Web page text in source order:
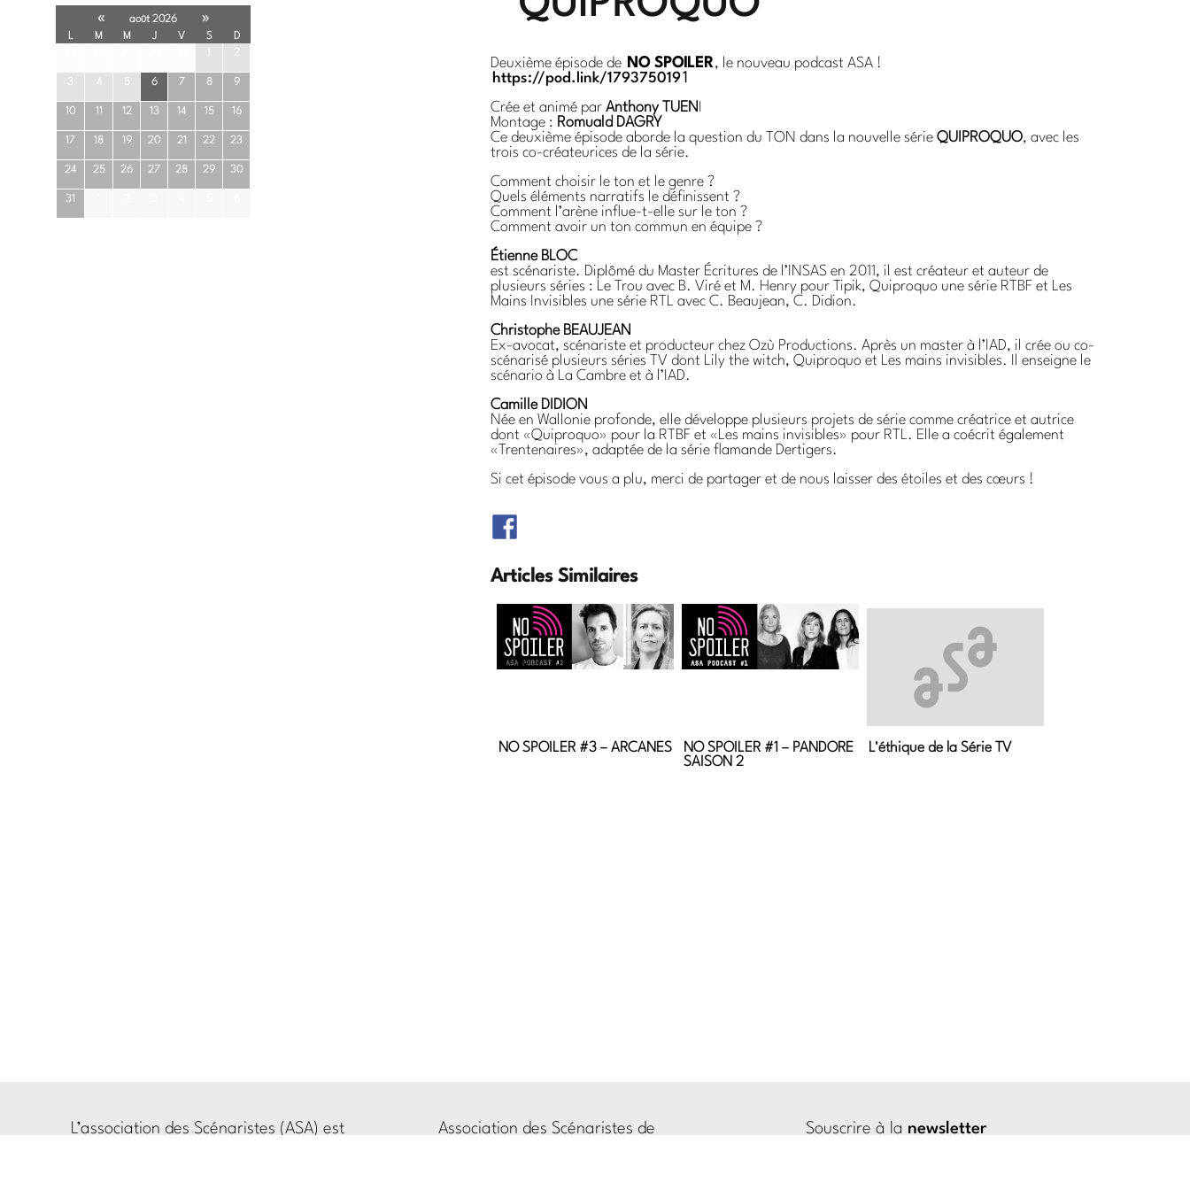
« août 2026 »
L M M J V S
D
2
3 4 5 6 7 8 9
10 11 12 13 14 15 16
17 18 19 20 21 22 23
24 25 26 27 28 29 30
31
Deuxième épisode de NO SPOILER, le nouveau podcast ASA !
https://pod.link/1793750191
Crée et animé par Anthony TUEN
Montage : Romuald DAGRY
Ce deuxième épisode aborde la question du TON dans la nouvelle série QUIPROQUO, avec les
trois co-créateurices de la série.
Comment choisir le ton et le genre ?
Quels éléments narratifs le définissent ?
Comment l’arène influe-t-elle sur le ton ?
Comment avoir un ton commun en équipe ?
Étienne BLOC
est scénariste. Diplômé du Master Écritures de l’INSAS en 2011, il est créateur et auteur de
plusieurs séries : Le Trou avec B. Viré et M. Henry pour Tipik, Quiproquo une série RTBF et Les
Mains Invisibles une série RTL avec C. Beaujean, C. Didion.
Christophe BEAUJEAN
Ex-avocat, scénariste et producteur chez Ozù Productions. Après un master à l’IAD, il crée ou co-
scénarisé plusieurs séries TV dont Lily the witch, Quiproquo et Les mains invisibles. Il enseigne le
scénario à La Cambre et à l’IAD.
Camille DIDION
Née en Wallonie profonde, elle développe plusieurs projets de série comme créatrice et autrice
dont «Quiproquo» pour la RTBF et «Les mains invisibles» pour RTL. Elle a coécrit également
«Trentenaires», adaptée de la série flamande Dertigers.
Si cet épisode vous a plu, merci de partager et de nous laisser des étoiles et des cœurs !
Articles Similaires
NO SPOILER #3 – ARCANES
NO SPOILER #1 – PANDORE
SAISON 2
L'éthique de la Série TV
L’association des Scénaristes (ASA) est
Association des Scénaristes de
Souscrire à la newsletter